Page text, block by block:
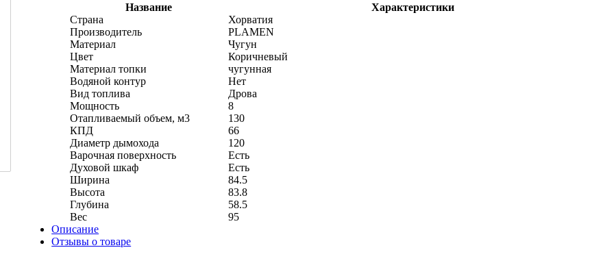
Название
Характеристики
Страна
Хорватия
Производитель
PLAMEN
Материал
Чугун
Цвет
Коричневый
Материал топки
чугунная
Водяной контур
Нет
Вид топлива
Дрова
Мощность
8
Отапливаемый объем, м3
130
КПД
66
Диаметр дымохода
120
Варочная поверхность
Есть
Духовой шкаф
Есть
Ширина
84.5
Высота
83.8
Глубина
58.5
Вес
95
Описание
Отзывы о товаре